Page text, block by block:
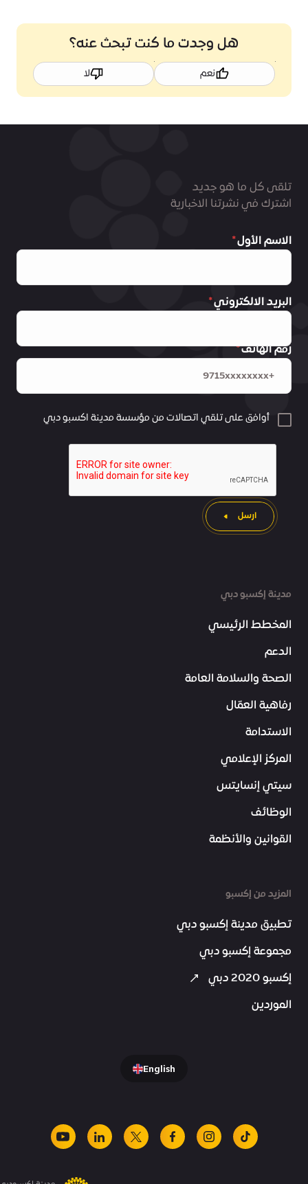
هل وجدت ما كنت تبحث عنه؟
نعم لا
مدينة إكسبو دبي
المخطط الرئيسي
الدعم
الصحة والسلامة العامة
رفاهية العمّال
الاستدامة
المركز الإعلامي
سيتي إنسايتس
الوظائف
القوانين والأنظمة
المزيد من إكسبو
تطبيق مدينة إكسبو دبي
مجموعة إكسبو دبي
إكسبو 2020 دبي
الموردين
تلقى كل ما هو جديد
اشترك في نشرتنا الاخبارية
الاسم الأول
البريد الالكتروني
رقم الهاتف
أوافق على تلقي اتصالات من مؤسسة مدينة اكسبو دبي
ارسل
English
tiktok
instagram
facebook
x
linkedin
youtube